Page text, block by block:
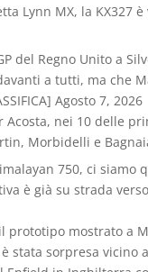
Lynn MX, la KX327 è
del Regno Unito a
a tutti, ma che
Agosto 7, 2026
Acosta, nei 10 delle
Morbidelli e
750, ci siamo
è già su strada
prototipo mostrato a
stata sorpresa vicino